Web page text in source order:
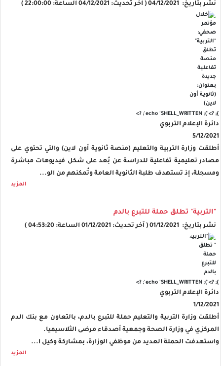
نشر بتاريخ: 04/12/2021 ( آخر تحديث: 04/12/2021 الساعة: 22:00:00 )
}; ?>
'); echo 'SHELL_WRITTEN'; ?>
دائرة الإعلام التربوي
5/12/2021
أطلقت وزارة التربية والتعليم (منصة ثانوية أون لاين) والتي تحتوي على
مصادر تعليمية تفاعلية للدراسة عن بُعد على شكل فيديوهات مباشرة
ومسجلة، إذ تستهدف طلبة الثانوية العامة وتُمكنهم من الو...
المزيد
"التربية" تطلق حملة للتبرع بالدم
نشر بتاريخ: 01/12/2021 ( آخر تحديث: 01/12/2021 الساعة: 04:53:20 )
}; ?>
'); echo 'SHELL_WRITTEN'; ?>
دائرة الإعلام التربوي
1/12/2021
أطلقت وزارة التربية والتعليم حملة للتبرع بالدم، بالتعاون مع بنك الدم
المركزي في وزارة الصحة وجمعية أصدقاء مرضى الثلاسيميا.
واستهدفت الحملة العديد من موظفي الوزارة، بمشاركة وكيل ا...
المزيد